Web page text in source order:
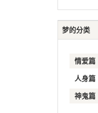
梦的分类
情爱篇
人身篇
神鬼篇